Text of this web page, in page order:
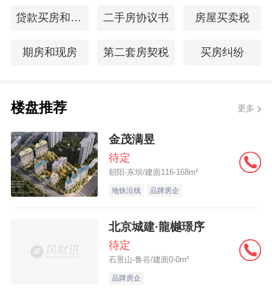
贷款买房和全款买房 二手房协议书 房屋买卖税
期房和现房 第二套房契税 买房纠纷
楼盘推荐 更多
金茂满昱
待定
朝阳-东坝/建面116-168m²
地铁沿线 品牌房企
北京城建·龍樾璟序
待定
石景山-鲁谷/建面0-0m²
品牌房企